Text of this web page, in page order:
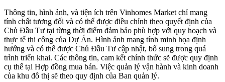
Thông tin, hình ảnh, và tiện ích trên Vinhomes Market chỉ mang
tính chất tương đối và có thể được điều chỉnh theo quyết định của
Chủ Đầu Tư tại từng thời điểm đảm bảo phù hợp với quy hoạch và
thực tế thi công của Dự Án. Hình ảnh mang tính minh họa định
hướng và có thể được Chủ Đầu Tư cập nhật, bổ sung trong quá
trình triển khai. Các thông tin, cam kết chính thức sẽ được quy định
cụ thể tại Hợp đồng mua bán. Việc quản lý vận hành và kinh doanh
của khu đô thị sẽ theo quy định của Ban quản lý.